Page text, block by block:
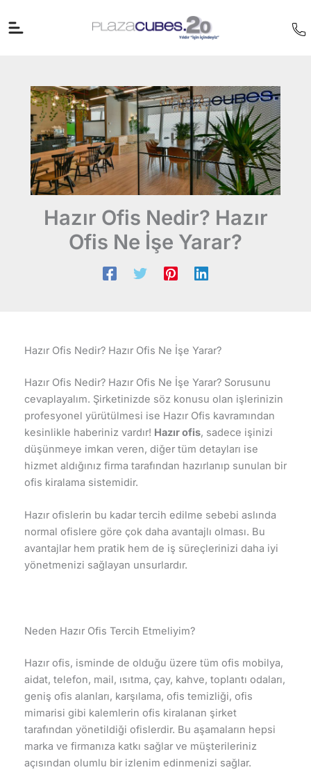
atla
Hazır Ofis Nedir? Hazır
Ofis Ne İşe Yarar?
Hazır Ofis Nedir? Hazır Ofis Ne İşe Yarar?
Hazır Ofis Nedir? Hazır Ofis Ne İşe Yarar? Sorusunu
cevaplayalım. Şirketinizde söz konusu olan işlerinizin
profesyonel yürütülmesi ise Hazır Ofis kavramından
kesinlikle haberiniz vardır! Hazır ofis, sadece işinizi
düşünmeye imkan veren, diğer tüm detayları ise
hizmet aldığınız firma tarafından hazırlanıp sunulan bir
ofis kiralama sistemidir.
Hazır ofislerin bu kadar tercih edilme sebebi aslında
normal ofislere göre çok daha avantajlı olması. Bu
avantajlar hem pratik hem de iş süreçlerinizi daha iyi
yönetmenizi sağlayan unsurlardır.
Neden Hazır Ofis Tercih Etmeliyim?
Hazır ofis, isminde de olduğu üzere tüm ofis mobilya,
aidat, telefon, mail, ısıtma, çay, kahve, toplantı odaları,
geniş ofis alanları, karşılama, ofis temizliği, ofis
mimarisi gibi kalemlerin ofis kiralanan şirket
tarafından yönetildiği ofislerdir. Bu aşamaların hepsi
marka ve firmanıza katkı sağlar ve müşterileriniz
açısından olumlu bir izlenim edinmenizi sağlar.